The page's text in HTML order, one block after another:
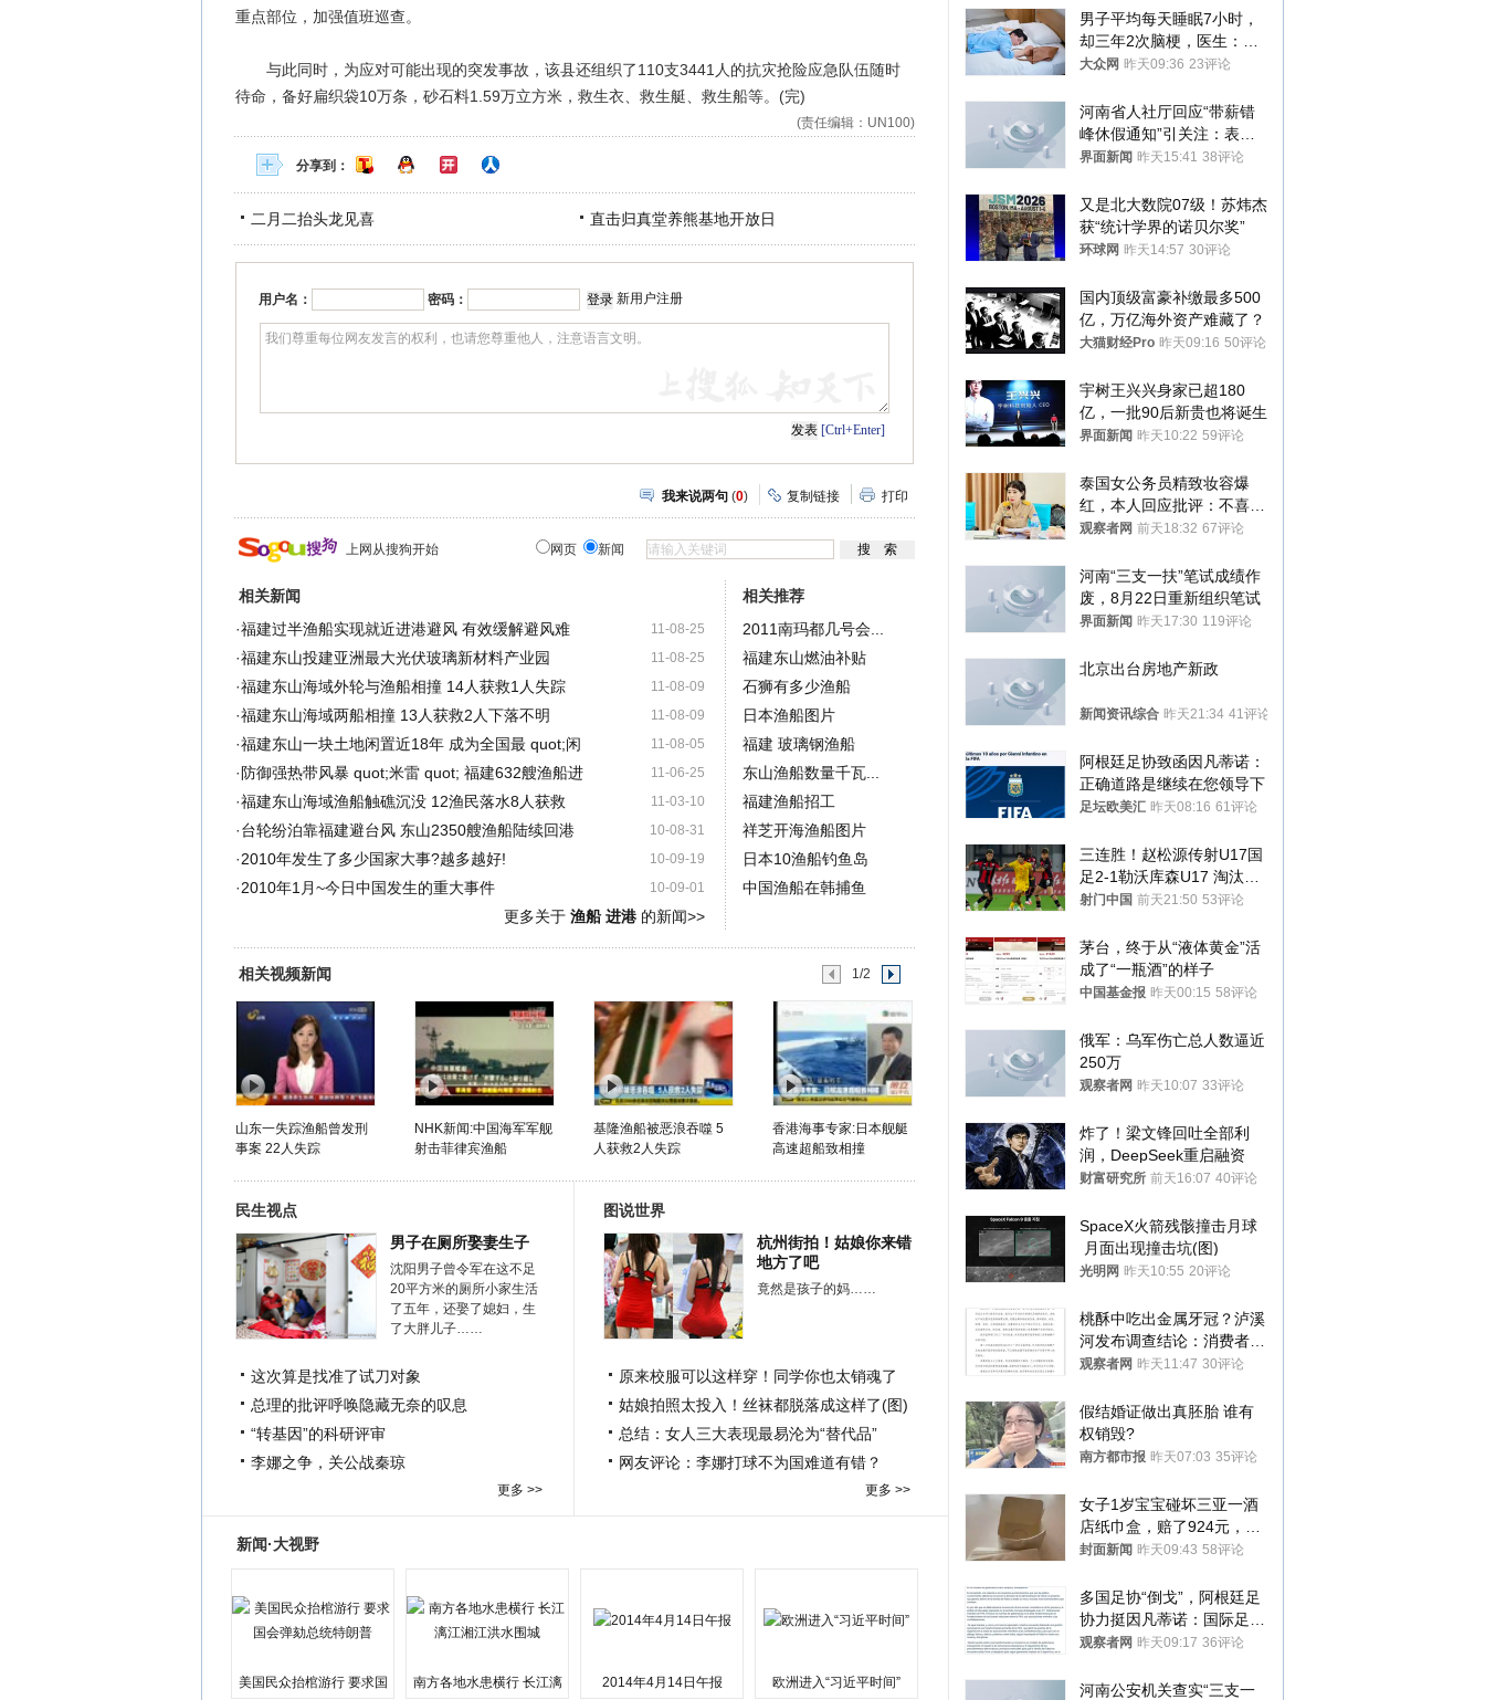
重点部位，加强值班巡查。
与此同时，为应对可能出现的突发事故，该县还组织了110支3441人的抗灾抢险应急队伍随时
待命，备好扁织袋10万条，砂石料1.59万立方米，救生衣、救生艇、救生船等。(完)
(责任编辑：UN100)
分享到：
二月二抬头龙见喜 直击归真堂养熊基地开放日
用户名： 密码： 新用户注册
[Ctrl+Enter]
我来说两句 (0) 复制链接 打印
上网从搜狗开始 网页 新闻
相关新闻
11-08-25
·福建过半渔船实现就近进港避风 有效缓解避风难
11-08-25
·福建东山投建亚洲最大光伏玻璃新材料产业园
11-08-09
·福建东山海域外轮与渔船相撞 14人获救1人失踪
11-08-09
·福建东山海域两船相撞 13人获救2人下落不明
11-08-05
·福建东山一块土地闲置近18年 成为全国最 quot;闲
11-06-25
·防御强热带风暴 quot;米雷 quot; 福建632艘渔船进
11-03-10
·福建东山海域渔船触礁沉没 12渔民落水8人获救
10-08-31
·台轮纷泊靠福建避台风 东山2350艘渔船陆续回港
10-09-19
·2010年发生了多少国家大事?越多越好!
10-09-01
·2010年1月~今日中国发生的重大事件
更多关于 渔船 进港的新闻>>
相关推荐
2011南玛都几号会...
福建东山燃油补贴
石狮有多少渔船
日本渔船图片
福建 玻璃钢渔船
东山渔船数量千瓦...
福建渔船招工
祥芝开海渔船图片
日本10渔船钓鱼岛
中国渔船在韩捕鱼
相关视频新闻 1/2
山东一失踪渔船曾发刑
事案 22人失踪
NHK新闻:中国海军军舰
射击菲律宾渔船
基隆渔船被恶浪吞噬 5
人获救2人失踪
香港海事专家:日本舰艇
高速超船致相撞
民生视点
男子在厕所娶妻生子
沈阳男子曾令军在这不足
20平方米的厕所小家生活
了五年，还娶了媳妇，生
了大胖儿子……
这次算是找准了试刀对象
总理的批评呼唤隐藏无奈的叹息
“转基因”的科研评审
李娜之争，关公战秦琼
更多 >>
图说世界
杭州街拍！姑娘你来错
地方了吧
竟然是孩子的妈……
原来校服可以这样穿！同学你也太销魂了
姑娘拍照太投入！丝袜都脱落成这样了(图)
总结：女人三大表现最易沦为“替代品”
网友评论：李娜打球不为国难道有错？
更多 >>
新闻·大视野
美国民众抬棺游行 要求国
南方各地水患横行 长江漓
2014年4月14日午报 欧洲进入“习近平时间”
男子平均每天睡眠7小时，
却三年2次脑梗，医生：这
样睡觉更伤身
大众网 昨天09:36 23评论
河南省人社厅回应“带薪错
峰休假通知”引关注：表述
不够准确，待修改后印发
界面新闻 昨天15:41 38评论
又是北大数院07级！苏炜杰
获“统计学界的诺贝尔奖”
环球网 昨天14:57 30评论
国内顶级富豪补缴最多500
亿，万亿海外资产难藏了？
大猫财经Pro 昨天09:16 50评论
宇树王兴兴身家已超180
亿，一批90后新贵也将诞生
界面新闻 昨天10:22 59评论
泰国女公务员精致妆容爆
红，本人回应批评：不喜欢
就别看
观察者网 前天18:32 67评论
河南“三支一扶”笔试成绩作
废，8月22日重新组织笔试
界面新闻 昨天17:30 119评论
北京出台房地产新政
新闻资讯综合 昨天21:34 41评论
阿根廷足协致函因凡蒂诺：
正确道路是继续在您领导下
足坛欧美汇 昨天08:16 61评论
三连胜！赵松源传射U17国
足2-1勒沃库森U17 淘汰赛
将战河床
射门中国 前天21:50 53评论
茅台，终于从“液体黄金”活
成了“一瓶酒”的样子
中国基金报 昨天00:15 58评论
俄军：乌军伤亡总人数逼近
250万
观察者网 昨天10:07 33评论
炸了！梁文锋回吐全部利
润，DeepSeek重启融资
财富研究所 前天16:07 40评论
SpaceX火箭残骸撞击月球
月面出现撞击坑(图)
光明网 昨天10:55 20评论
桃酥中吃出金属牙冠？泸溪
河发布调查结论：消费者已
澄清，所发视频情况不属实
观察者网 昨天11:47 30评论
假结婚证做出真胚胎 谁有
权销毁?
南方都市报 昨天07:03 35评论
女子1岁宝宝碰坏三亚一酒
店纸巾盒，赔了924元，发
帖吐槽后酒店退还一半的
封面新闻 昨天09:43 58评论
多国足协“倒戈”，阿根廷足
协力挺因凡蒂诺：国际足联
今后应继续在其领导下前行
观察者网 昨天09:17 36评论
河南公安机关查实“三支一